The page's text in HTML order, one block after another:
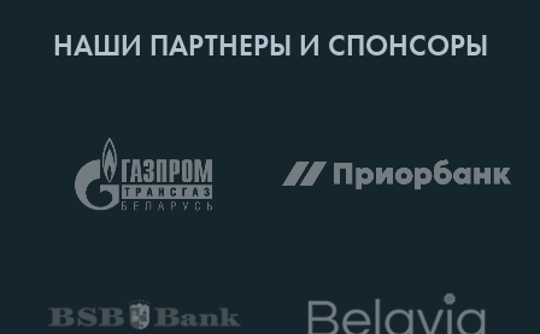
НАШИ ПАРТНЕРЫ И СПОНСОРЫ